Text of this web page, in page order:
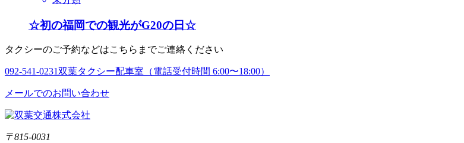
☆初の福岡での観光がG20の日☆
タクシーのご予約などはこちらまでご連絡ください
092-541-0231双葉タクシー配車室（電話受付時間 6:00〜18:00）
メールでのお問い合わせ
〒815-0031